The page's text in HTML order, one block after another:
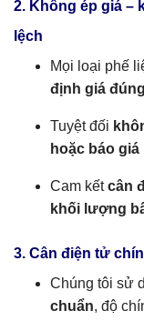
2. Không ép giá –
lệch
Mọi loại phế
định giá
Tuyệt đối
hoặc báo giá
Cam kếtcân
khối lượng
3. Cân điện tử
Chúng tôi sử
chuẩn, độ